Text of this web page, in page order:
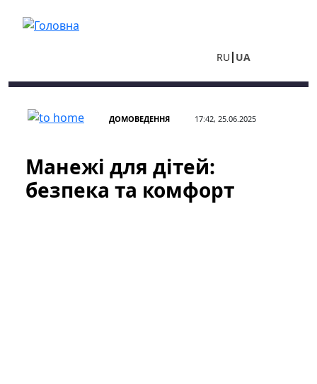
RU UA
ДОМОВЕДЕННЯ 17:42, 25.06.2025
Манежі для дітей:
безпека та комфорт